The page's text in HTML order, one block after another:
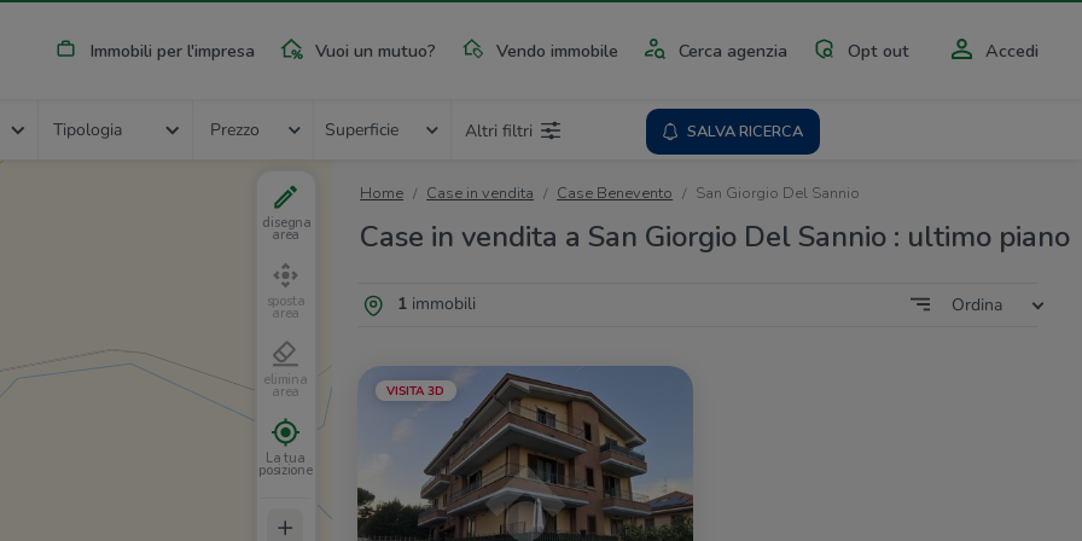
Immobili per l'impresa Vuoi un mutuo? Vendo immobile Cerca agenzia Opt out Accedi
Tipologia Prezzo Superficie Altri filtri SALVA RICERCA
Home Case in vendita Case Benevento San Giorgio Del Sannio
Case in vendita a San Giorgio Del Sannio : ultimo piano
1immobili Ordina
VISITA 3D
disegna
area
sposta
area
elimina
area
La tua
posizione
+